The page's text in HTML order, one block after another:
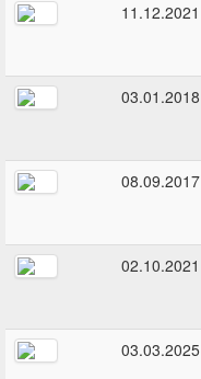
11.12.2021
03.01.2018
08.09.2017
02.10.2021
03.03.2025